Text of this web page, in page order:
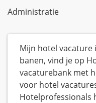
Administratie
Mijn hotel vacature
banen, vind je op
vacaturebank met
voor hotel
Hotelprofessionals